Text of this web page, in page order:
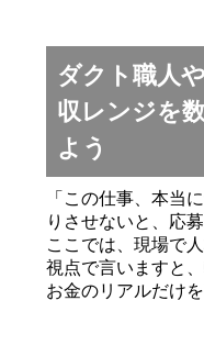
ダクト職人
収レンジを
よう
「この仕事、本当
りさせないと、応
ここでは、現場で
視点で言いますと
お金のリアルだけ